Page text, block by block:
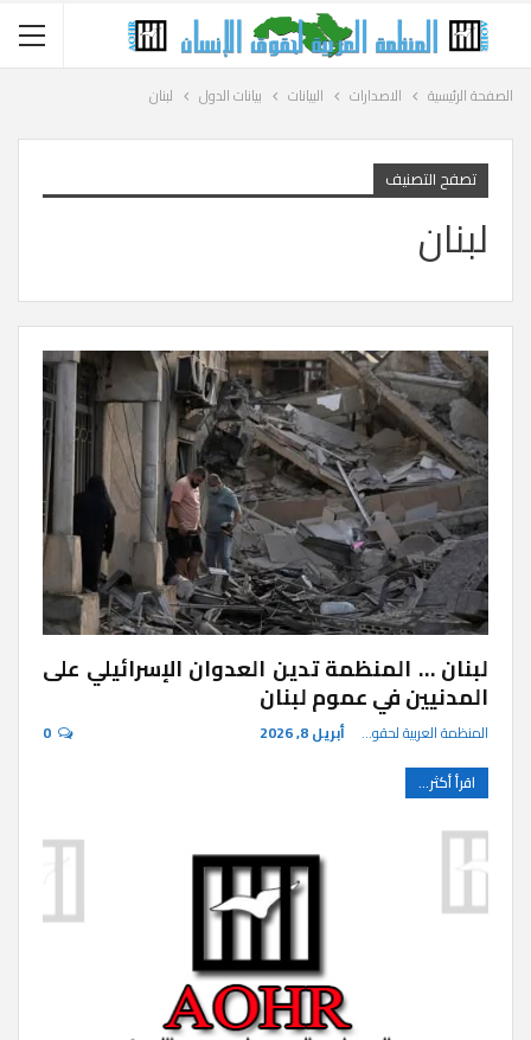
الصفحة الرئيسية الاصدارات البيانات بيانات الدول لبنان
تصفح التصنيف
لبنان
لبنان … المنظمة تدين العدوان الإسرائيلي على
المدنيين في عموم لبنان
المنظمة العربية لحقوق الإنسان أبريل 8, 2026
اقرأ أكثر...